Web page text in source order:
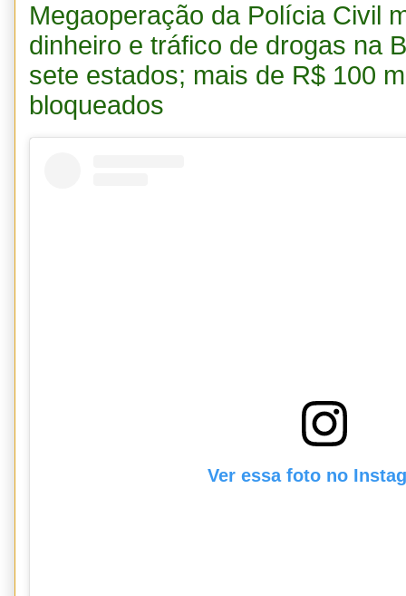
Megaoperação da Polícia Civil
dinheiro e tráfico de drogas na
sete estados; mais de R$ 100
bloqueados
Ver essa foto no